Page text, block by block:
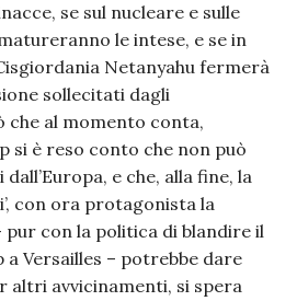
se sul nucleare e sulle
le intese, e se in
Netanyahu fermerà
sollecitati dagli
che al momento conta,
si è reso conto che non può
e che, alla fine, la
con ora protagonista la
pur con la politica di blandire il
Versailles – potrebbe dare
altri avvicinamenti, si spera